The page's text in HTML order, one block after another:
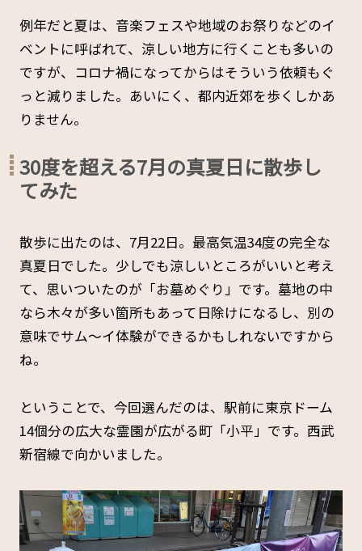
例年だと夏は、音楽フェスや地域のお祭りなどのイ
ベントに呼ばれて、涼しい地方に行くことも多いの
ですが、コロナ禍になってからはそういう依頼もぐ
っと減りました。あいにく、都内近郊を歩くしかあ
りません。
30度を超える7月の真夏日に散歩し
てみた
散歩に出たのは、7月22日。最高気温34度の完全な
真夏日でした。少しでも涼しいところがいいと考え
て、思いついたのが「お墓めぐり」です。墓地の中
なら木々が多い箇所もあって日除けになるし、別の
意味でサム～イ体験ができるかもしれないですから
ね。
ということで、今回選んだのは、駅前に東京ドーム
14個分の広大な霊園が広がる町「小平」です。西武
新宿線で向かいました。